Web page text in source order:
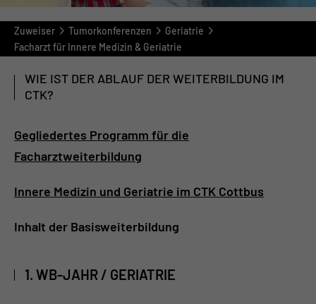
Zuweiser Tumorkonferenzen
Geriatrie
Facharzt für Innere Medizin & Geriatrie
WIE IST DER ABLAUF DER WEITERBILDUNG IM
CTK?
Gegliedertes Programm für die
Facharztweiterbildung
Innere Medizin und Geriatrie im CTK Cottbus
Inhalt der Basisweiterbildung
1. WB-JAHR / GERIATRIE